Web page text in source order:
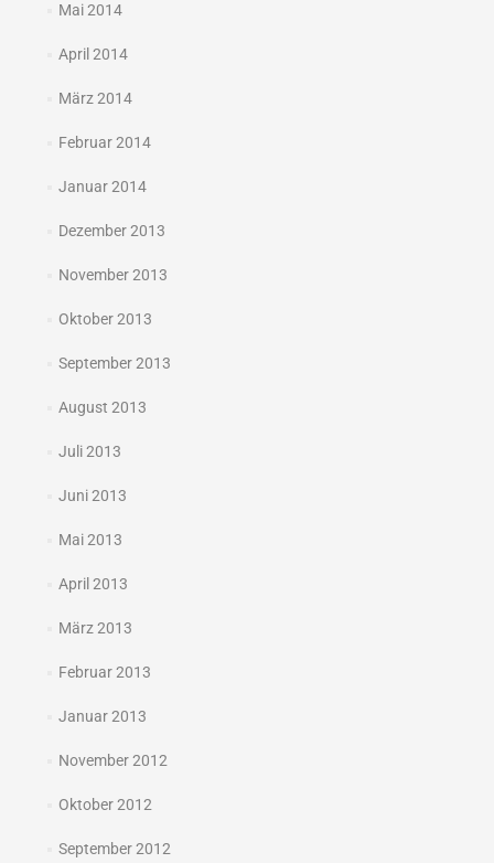
Mai 2014
April 2014
März 2014
Februar 2014
Januar 2014
Dezember 2013
November 2013
Oktober 2013
September 2013
August 2013
Juli 2013
Juni 2013
Mai 2013
April 2013
März 2013
Februar 2013
Januar 2013
November 2012
Oktober 2012
September 2012